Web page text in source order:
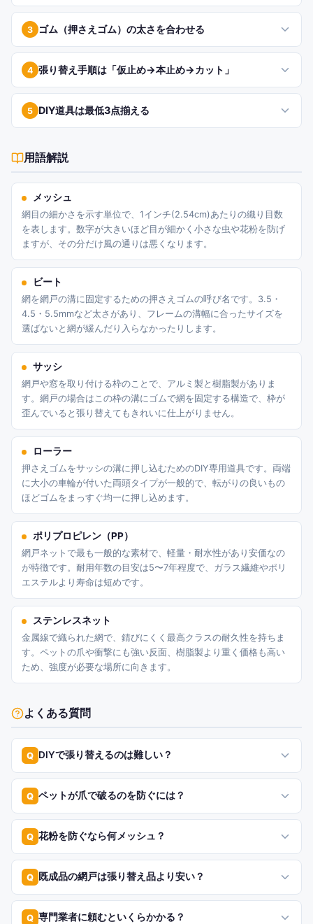
3 ゴム（押さえゴム）の太さを合わせる
4 張り替え手順は「仮止め→本止め→カット」
5 DIY道具は最低3点揃える
用語解説
メッシュ
網目の細かさを示す単位で、1インチ(2.54cm)あたりの織り目数
を表します。数字が大きいほど目が細かく小さな虫や花粉を防げ
ますが、その分だけ風の通りは悪くなります。
ビート
網を網戸の溝に固定するための押さえゴムの呼び名です。3.5・
4.5・5.5mmなど太さがあり、フレームの溝幅に合ったサイズを
選ばないと網が緩んだり入らなかったりします。
サッシ
網戸や窓を取り付ける枠のことで、アルミ製と樹脂製がありま
す。網戸の場合はこの枠の溝にゴムで網を固定する構造で、枠が
歪んでいると張り替えてもきれいに仕上がりません。
ローラー
押さえゴムをサッシの溝に押し込むためのDIY専用道具です。両端
に大小の車輪が付いた両頭タイプが一般的で、転がりの良いもの
ほどゴムをまっすぐ均一に押し込めます。
ポリプロピレン（PP）
網戸ネットで最も一般的な素材で、軽量・耐水性があり安価なの
が特徴です。耐用年数の目安は5〜7年程度で、ガラス繊維やポリ
エステルより寿命は短めです。
ステンレスネット
金属線で織られた網で、錆びにくく最高クラスの耐久性を持ちま
す。ペットの爪や衝撃にも強い反面、樹脂製より重く価格も高い
ため、強度が必要な場所に向きます。
よくある質問
Q DIYで張り替えるのは難しい？
Q ペットが爪で破るのを防ぐには？
Q 花粉を防ぐなら何メッシュ？
Q 既成品の網戸は張り替え品より安い？
Q 専門業者に頼むといくらかかる？